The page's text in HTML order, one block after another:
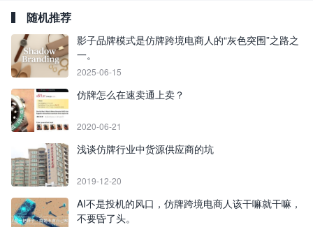
随机推荐
影子品牌模式是仿牌跨境电商人的“灰色突围”之路之
一。
2025-06-15
仿牌怎么在速卖通上卖？
2020-06-21
浅谈仿牌行业中货源供应商的坑
2019-12-20
AI不是投机的风口，仿牌跨境电商人该干嘛就干嘛，
不要昏了头。